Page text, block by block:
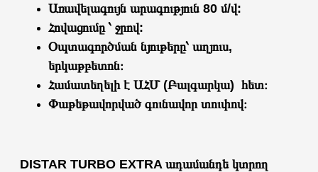
Առավելագույն արագություն 80 մ/վ:
Հովացումը ՝ ջրով:
Օպտագործման նյութերը՝ աղյուս,
երկաթբետոն։
Համատեղելի է ԱՀՄ (Բալգարկա) հետ։
Փաթեթավորված գունավոր տուփով։
DISTAR TURBO EXTRA ադամանդե կտրող